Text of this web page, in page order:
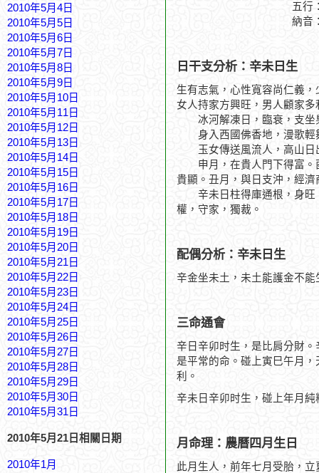
2010年5月4日
2010年5月5日
2010年5月6日
2010年5月7日
2010年5月8日
2010年5月9日
2010年5月10日
2010年5月11日
2010年5月12日
2010年5月13日
2010年5月14日
2010年5月15日
2010年5月16日
2010年5月17日
2010年5月18日
2010年5月19日
2010年5月20日
2010年5月21日
2010年5月22日
2010年5月23日
2010年5月24日
2010年5月25日
2010年5月26日
2010年5月27日
2010年5月28日
2010年5月29日
2010年5月30日
2010年5月31日
2010年5月21日相關日期
2010年1月
五行
納音
日干支分析：辛未日生
生有志氣，心性寬容尚仁義
女人持家方興旺，男人顧家多
冰河解凍日，臨衰，支坐
身入西國佛香地，漫歌輕
玉女傳送風流人，高山日
申月，在貴人門下得富。
貴顯。丑月，與日支沖，經
辛未日柱得庫通根，身旺
權，守家，獨裁。
配偶分析：辛未日生
辛金坐未土，未土能護金不
三命通會
辛日辛卯时生，是比肩分財
是平常的命。碰上寅巳午月
利。
辛未日辛卯时生，碰上年月
月命理：農曆四月生日
此月生人，前年七月受胎，